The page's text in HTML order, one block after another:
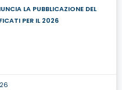
LA PUBBLICAZIONE DEL
PER IL 2026